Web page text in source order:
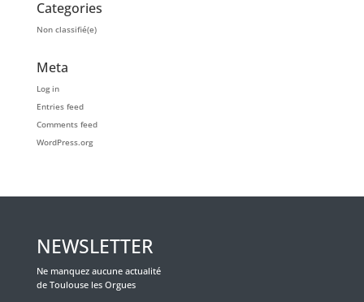
Categories
Non classifié(e)
Meta
Log in
Entries feed
Comments feed
WordPress.org
NEWSLETTER
Ne manquez aucune actualité
de Toulouse les Orgues